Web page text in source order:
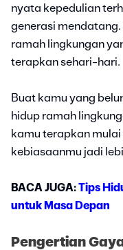
nyata kepedulian
generasi
ramah lingkungan
terapkan sehari-hari.
Buat kamu yang
hidup ramah
kamu terapkan
kebiasaanmu jadi
BACA JUGA:Tips
untuk Masa Depan
Pengertian